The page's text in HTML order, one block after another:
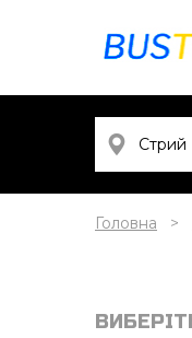
Головна